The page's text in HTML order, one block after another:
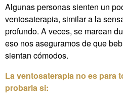
Algunas personas sienten un
ventosaterapia, similar a la
profundo. A veces, se marean
eso nos aseguramos de que
sientan cómodos.
La ventosaterapia no es para
probarla si: